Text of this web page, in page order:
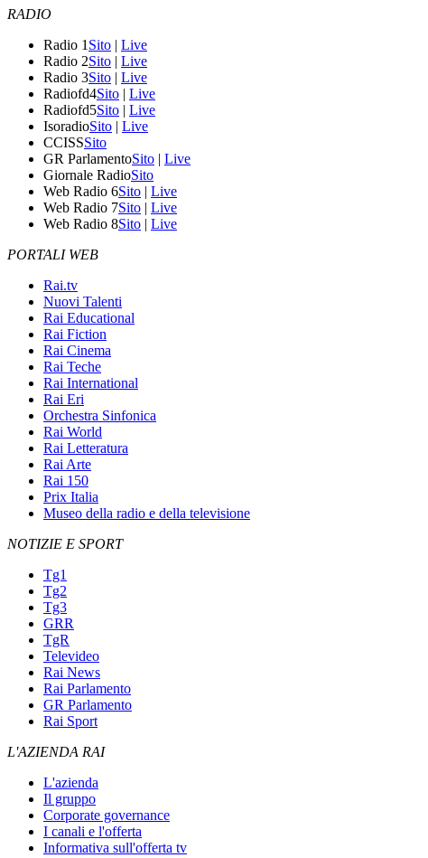
RADIO
Radio 1 Sito | Live
Radio 2Sito | Live
Radio 3Sito | Live
Radiofd4Sito | Live
Radiofd5Sito | Live
IsoradioSito | Live
CCISSSito
GR ParlamentoSito | Live
Giornale RadioSito
Web Radio 6Sito | Live
Web Radio 7Sito | Live
Web Radio 8Sito | Live
PORTALI WEB
Rai.tv
Nuovi Talenti
Rai Educational
Rai Fiction
Rai Cinema
Rai Teche
Rai International
Rai Eri
Orchestra Sinfonica
Rai World
Rai Letteratura
Rai Arte
Rai 150
Prix Italia
Museo della radio e della televisione
NOTIZIE E SPORT
Tg1
Tg2
Tg3
GRR
TgR
Televideo
Rai News
Rai Parlamento
GR Parlamento
Rai Sport
L'AZIENDA RAI
L'azienda
Il gruppo
Corporate governance
I canali e l'offerta
Informativa sull'offerta tv